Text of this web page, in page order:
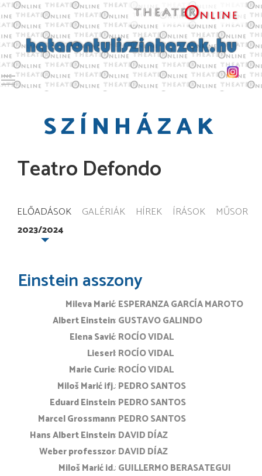
Toggle main menu visibility
SZÍNHÁZAK
Teatro Defondo
ELŐADÁSOK GALÉRIÁK HÍREK ÍRÁSOK MŰSOR
2023/2024
Einstein asszony
Mileva Marić ESPERANZA GARCÍA MAROTO
Albert Einstein GUSTAVO GALINDO
Elena Savić ROCÍO VIDAL
Lieserl ROCÍO VIDAL
Marie Curie ROCÍO VIDAL
Miloš Marić ifj. PEDRO SANTOS
Eduard Einstein PEDRO SANTOS
Marcel Grossmann PEDRO SANTOS
Hans Albert Einstein DAVID DÍAZ
Weber professzor DAVID DÍAZ
Miloš Marić id. GUILLERMO BERASATEGUI